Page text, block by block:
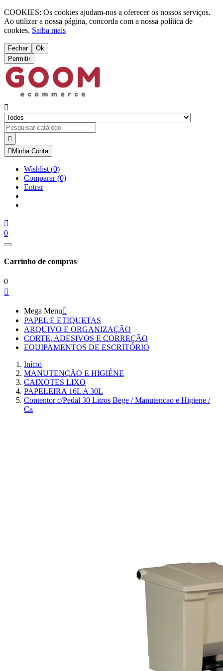
COOKIES: Os cookies ajudam-nos a oferecer os nossos serviços.
Ao utilizar a nossa página, concorda com a nossa política de
cookies. Saiba mais
Fechar
Ok
Permitir


 Minha Conta
Wishlist (0)
Comparar(0)
Entrar

0
Carrinho de compras
0

Mega Menu
PAPEL E ETIQUETAS
ARQUIVO E ORGANIZAÇÃO
CORTE, ADESIVOS E CORREÇÃO
EQUIPAMENTOS DE ESCRITÓRIO
Início
MANUTENÇÃO E HIGIÉNE
CAIXOTES LIXO
PAPELEIRA 16L A 30L
Contentor c/Pedal 30 Litros Bege / Manutencao e Higiene /
Ca